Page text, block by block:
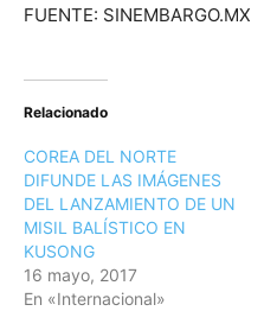
FUENTE: SINEMBARGO.MX
Relacionado
COREA DEL NORTE
DIFUNDE LAS IMÁGENES
DEL LANZAMIENTO DE UN
MISIL BALÍSTICO EN
KUSONG
16 mayo, 2017
En «Internacional»